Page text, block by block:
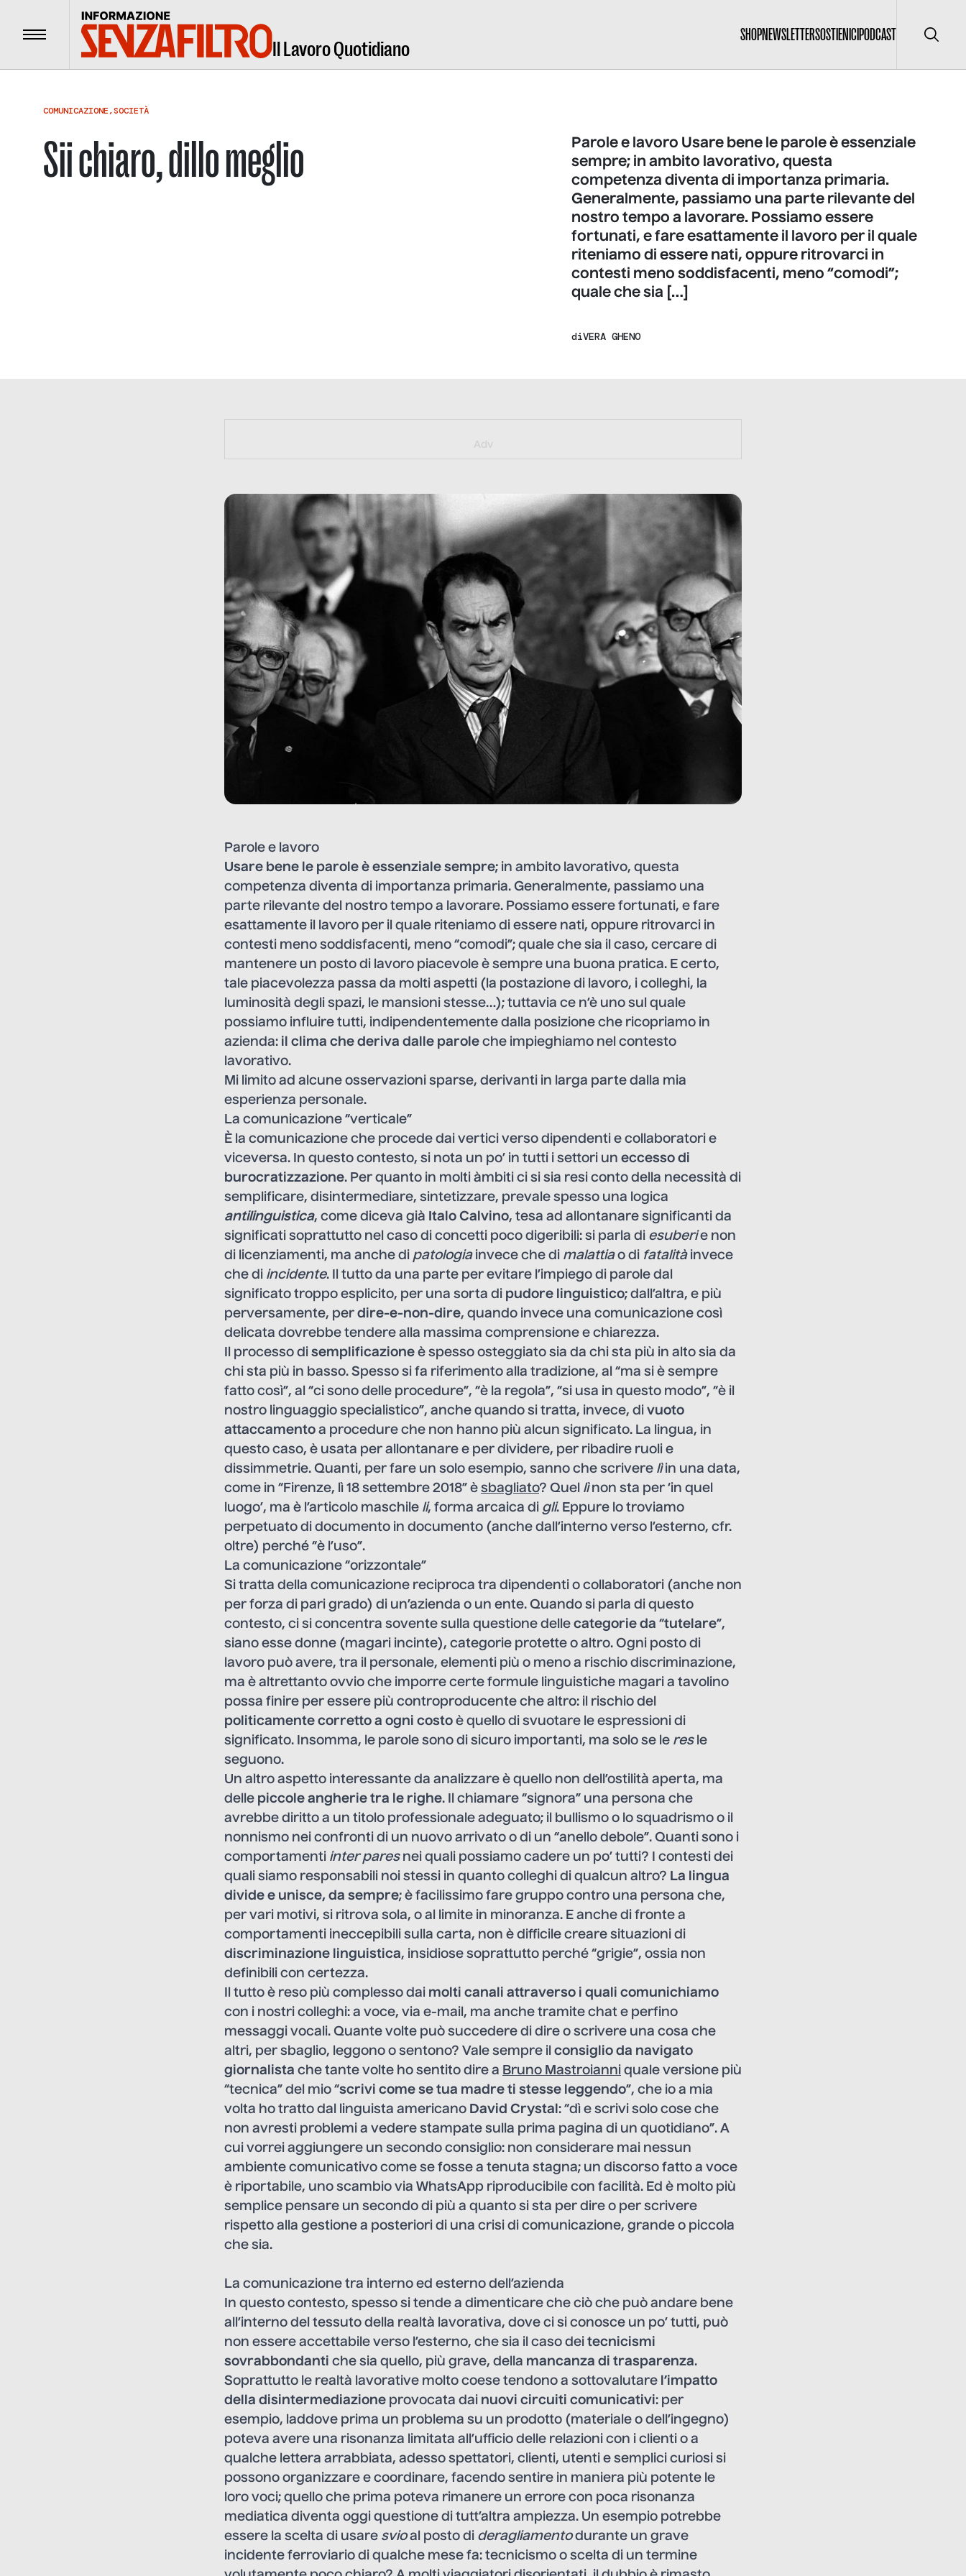
Menu Il Lavoro Quotidiano
SHOPNEWSLETTERSOSTIENICIPODCAST Cerca
COMUNICAZIONE,SOCIETÀ
Sii chiaro, dillo meglio
Parole e lavoro Usare bene le parole è essenziale
sempre; in ambito lavorativo, questa
competenza diventa di importanza primaria.
Generalmente, passiamo una parte rilevante del
nostro tempo a lavorare. Possiamo essere
fortunati, e fare esattamente il lavoro per il quale
riteniamo di essere nati, oppure ritrovarci in
contesti meno soddisfacenti, meno “comodi”;
quale che sia […]
diVERA GHENO
Adv
Parole e lavoro
Usare bene le parole è essenziale sempre; in ambito lavorativo, questa
competenza diventa di importanza primaria. Generalmente, passiamo una
parte rilevante del nostro tempo a lavorare. Possiamo essere fortunati, e fare
esattamente il lavoro per il quale riteniamo di essere nati, oppure ritrovarci in
contesti meno soddisfacenti, meno “comodi”; quale che sia il caso, cercare di
mantenere un posto di lavoro piacevole è sempre una buona pratica. E certo,
tale piacevolezza passa da molti aspetti (la postazione di lavoro, i colleghi, la
luminosità degli spazi, le mansioni stesse…); tuttavia ce n’è uno sul quale
possiamo influire tutti, indipendentemente dalla posizione che ricopriamo in
azienda: il clima che deriva dalle parole che impieghiamo nel contesto
lavorativo.
Mi limito ad alcune osservazioni sparse, derivanti in larga parte dalla mia
esperienza personale.
La comunicazione “verticale”
È la comunicazione che procede dai vertici verso dipendenti e collaboratori e
viceversa. In questo contesto, si nota un po’ in tutti i settori un eccesso di
burocratizzazione. Per quanto in molti àmbiti ci si sia resi conto della necessità di
semplificare, disintermediare, sintetizzare, prevale spesso una logica
antilinguistica, come diceva già Italo Calvino, tesa ad allontanare significanti da
significati soprattutto nel caso di concetti poco digeribili: si parla di esuberie non
di licenziamenti, ma anche di patologiainvece che di malattiao di fatalitàinvece
che di incidente. Il tutto da una parte per evitare l’impiego di parole dal
significato troppo esplicito, per una sorta di pudore linguistico; dall’altra, e più
perversamente, per dire-e-non-dire, quando invece una comunicazione così
delicata dovrebbe tendere alla massima comprensione e chiarezza.
Il processo di semplificazione è spesso osteggiato sia da chi sta più in alto sia da
chi sta più in basso. Spesso si fa riferimento alla tradizione, al “ma si è sempre
fatto così”, al “ci sono delle procedure”, “è la regola”, “si usa in questo modo”, “è il
nostro linguaggio specialistico”, anche quando si tratta, invece, di vuoto
attaccamento a procedure che non hanno più alcun significato. La lingua, in
questo caso, è usata per allontanare e per dividere, per ribadire ruoli e
dissimmetrie. Quanti, per fare un solo esempio, sanno che scrivere lìin una data,
come in “Firenze, lì 18 settembre 2018” è sbagliato? Quel lìnon sta per ‘in quel
luogo’, ma è l’articolo maschile li, forma arcaica di gli. Eppure lo troviamo
perpetuato di documento in documento (anche dall’interno verso l’esterno, cfr.
oltre) perché “è l’uso”.
La comunicazione “orizzontale”
Si tratta della comunicazione reciproca tra dipendenti o collaboratori (anche non
per forza di pari grado) di un’azienda o un ente. Quando si parla di questo
contesto, ci si concentra sovente sulla questione delle categorie da “tutelare”,
siano esse donne (magari incinte), categorie protette o altro. Ogni posto di
lavoro può avere, tra il personale, elementi più o meno a rischio discriminazione,
ma è altrettanto ovvio che imporre certe formule linguistiche magari a tavolino
possa finire per essere più controproducente che altro: il rischio del
politicamente corretto a ogni costo è quello di svuotare le espressioni di
significato. Insomma, le parole sono di sicuro importanti, ma solo se le res le
seguono.
Un altro aspetto interessante da analizzare è quello non dell’ostilità aperta, ma
delle piccole angherie tra le righe. Il chiamare “signora” una persona che
avrebbe diritto a un titolo professionale adeguato; il bullismo o lo squadrismo o il
nonnismo nei confronti di un nuovo arrivato o di un “anello debole”. Quanti sono i
comportamenti inter paresnei quali possiamo cadere un po’ tutti? I contesti dei
quali siamo responsabili noi stessi in quanto colleghi di qualcun altro? La lingua
divide e unisce, da sempre; è facilissimo fare gruppo contro una persona che,
per vari motivi, si ritrova sola, o al limite in minoranza. E anche di fronte a
comportamenti ineccepibili sulla carta, non è difficile creare situazioni di
discriminazione linguistica, insidiose soprattutto perché “grigie”, ossia non
definibili con certezza.
Il tutto è reso più complesso dai molti canali attraverso i quali comunichiamo
con i nostri colleghi: a voce, via e-mail, ma anche tramite chat e perfino
messaggi vocali. Quante volte può succedere di dire o scrivere una cosa che
altri, per sbaglio, leggono o sentono? Vale sempre il consiglio da navigato
giornalista che tante volte ho sentito dire a Bruno Mastroianni quale versione più
“tecnica” del mio “scrivi come se tua madre ti stesse leggendo”, che io a mia
volta ho tratto dal linguista americano David Crystal : “dì e scrivi solo cose che
non avresti problemi a vedere stampate sulla prima pagina di un quotidiano”. A
cui vorrei aggiungere un secondo consiglio: non considerare mai nessun
ambiente comunicativo come se fosse a tenuta stagna; un discorso fatto a voce
è riportabile, uno scambio via WhatsApp riproducibile con facilità. Ed è molto più
semplice pensare un secondo di più a quanto si sta per dire o per scrivere
rispetto alla gestione a posteriori di una crisi di comunicazione, grande o piccola
che sia.
La comunicazione tra interno ed esterno dell’azienda
In questo contesto, spesso si tende a dimenticare che ciò che può andare bene
all’interno del tessuto della realtà lavorativa, dove ci si conosce un po’ tutti, può
non essere accettabile verso l’esterno, che sia il caso dei tecnicismi
sovrabbondanti che sia quello, più grave, della mancanza di trasparenza.
Soprattutto le realtà lavorative molto coese tendono a sottovalutare l’impatto
della disintermediazione provocata dai nuovi circuiti comunicativi: per
esempio, laddove prima un problema su un prodotto (materiale o dell’ingegno)
poteva avere una risonanza limitata all’ufficio delle relazioni con i clienti o a
qualche lettera arrabbiata, adesso spettatori, clienti, utenti e semplici curiosi si
possono organizzare e coordinare, facendo sentire in maniera più potente le
loro voci; quello che prima poteva rimanere un errore con poca risonanza
mediatica diventa oggi questione di tutt’altra ampiezza. Un esempio potrebbe
essere la scelta di usare svioal posto di deragliamentodurante un grave
incidente ferroviario di qualche mese fa: tecnicismo o scelta di un termine